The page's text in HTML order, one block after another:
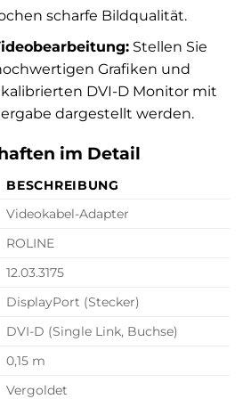
scharfe Bildqualität.
Stellen Sie
Grafiken und
DVI-D Monitor mit
dargestellt werden.
im Detail
BESCHREIBUNG
Videokabel-Adapter
ROLINE
12.03.3175
DisplayPort (Stecker)
DVI-D (Single Link, Buchse)
0,15 m
Vergoldet